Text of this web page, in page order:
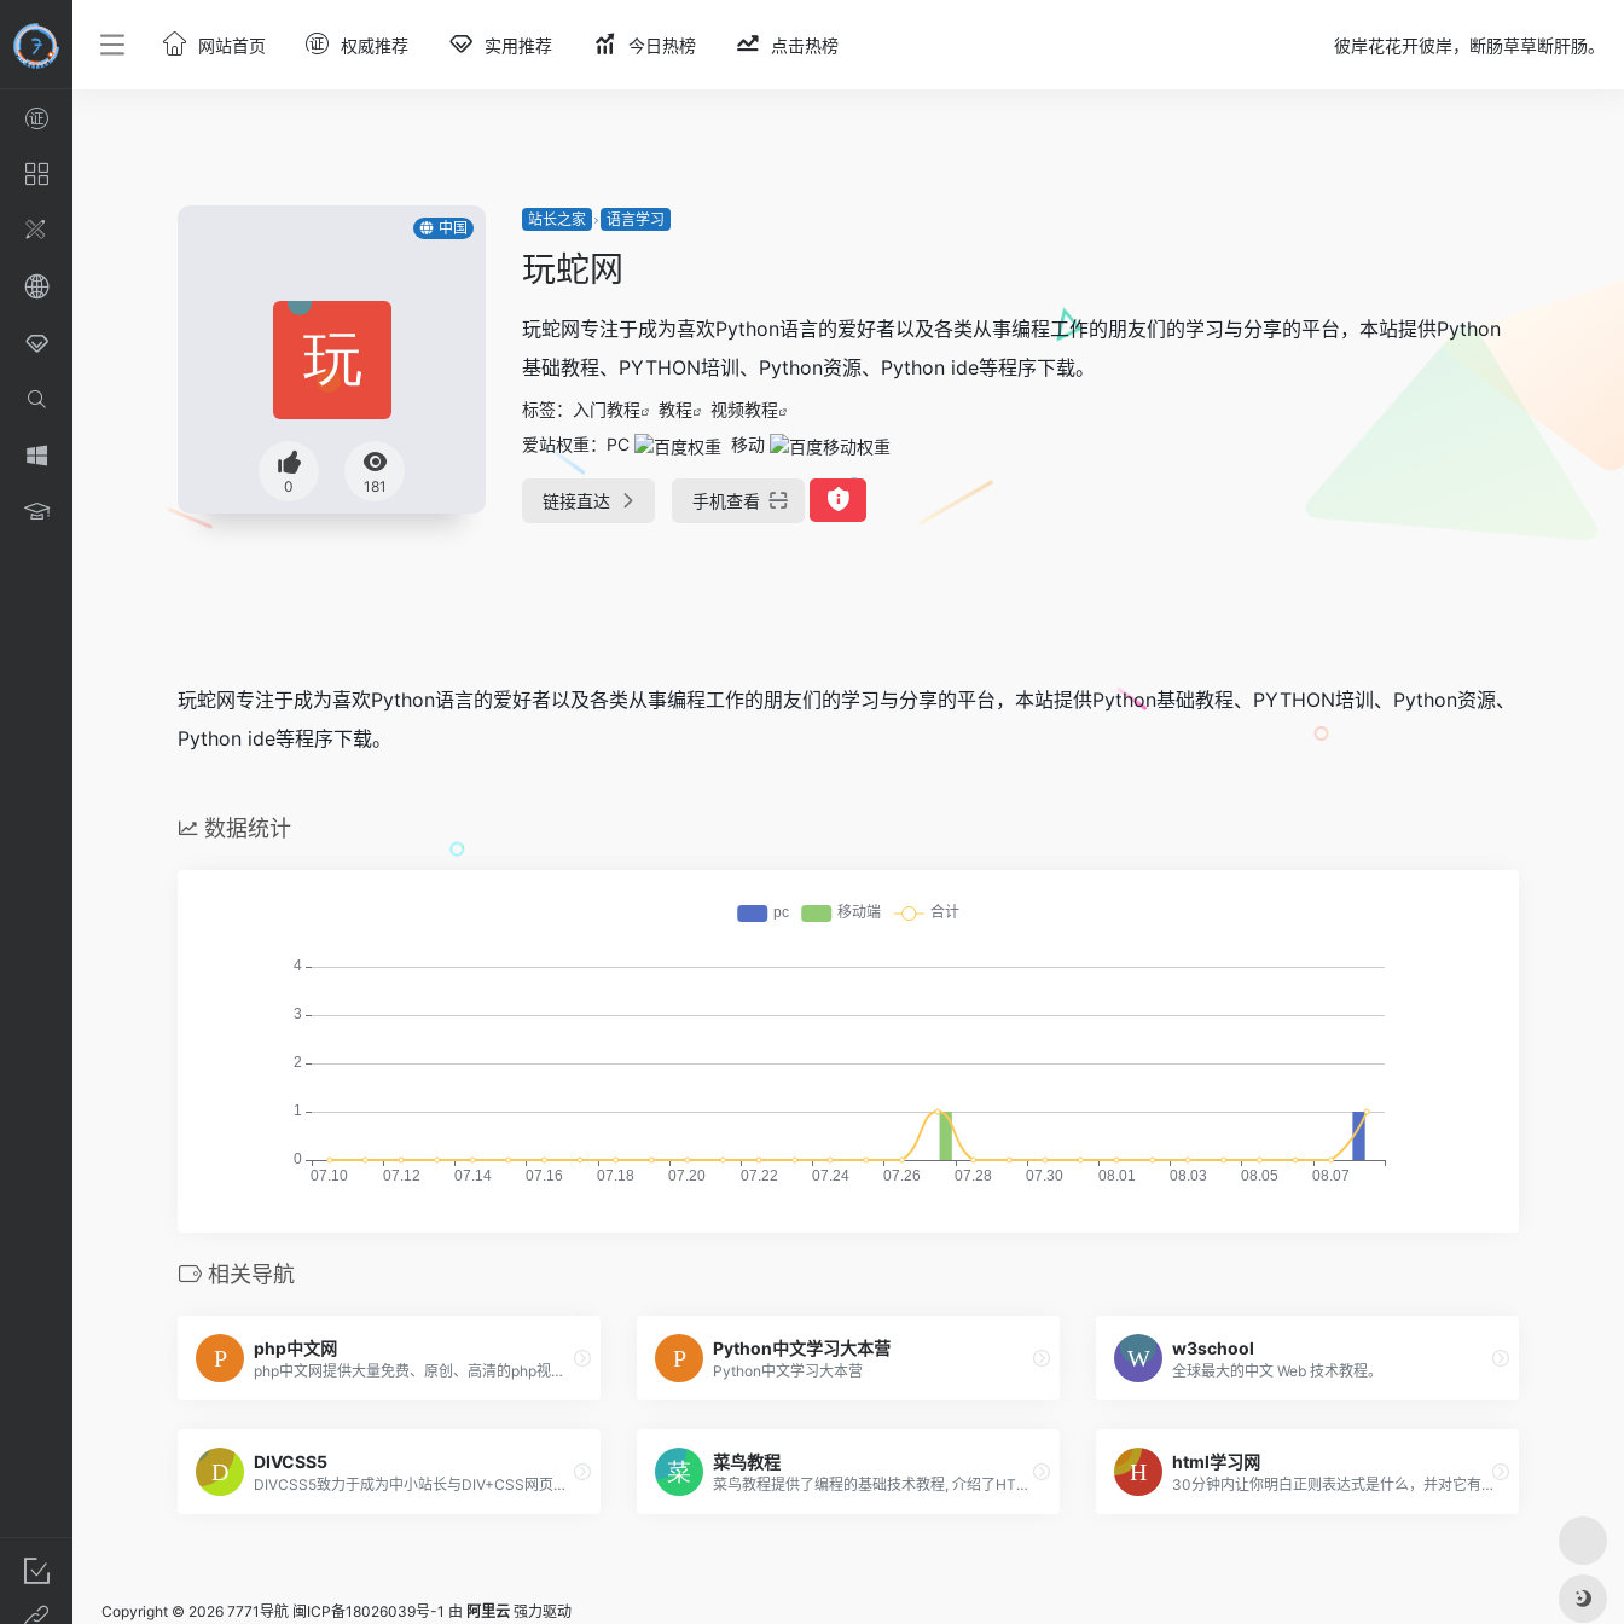
网站首页 权威推荐 实用推荐 今日热榜 点击热榜 彼岸花花开彼岸，断肠草草断肝肠。
中国
0 181
站长之家 语言学习
玩蛇网
玩蛇网专注于成为喜欢Python语言的爱好者以及各类从事编程工作的朋友们的学习与分享的平台，本站提供Python
基础教程、PYTHON培训、Python资源、Python ide等程序下载。
标签： 入门教程 教程
视频教程
爱站权重： PC 移动
链接直达 手机查看
玩蛇网专注于成为喜欢Python语言的爱好者以及各类从事编程工作的朋友们的学习与分享的平台，本站提供Python基础教程、PYTHON培训、Python资源、
Python ide等程序下载。
数据统计
相关导航
php中文网
php中文网提供大量免费、原创、高清的php视频教程，并定期举行公益php培训！可边学习边在线修改示例代码，查看执行效果！php从入门到精通，一站式php自学平台！
Python中文学习大本营
Python中文学习大本营
w3school
全球最大的中文 Web 技术教程。
DIVCSS5
DIVCSS5致力于成为中小站长与DIV+CSS网页布局开发制作技术人员的CSS学习平台，并提供有意义的div css教程、CSS培训、css+div资源、css div信息(模板特效模块资源)等。
菜鸟教程
菜鸟教程提供了编程的基础技术教程, 介绍了HTML、CSS、Javascript、Python，Java，Ruby，C，PHP , MySQL等各种编程语言的基础知识。 同时本站中也提供了大量的在线实例，通过实例，您可以更好的学习编程。..
html学习网
30分钟内让你明白正则表达式是什么，并对它有一些基本的了解，让你可以在自己的程序或网页里使用它。
Copyright © 2026 7771导航 闽ICP备18026039号-1 由 阿里云 强力驱动